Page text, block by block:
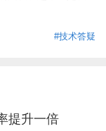
#技术答疑
提升一倍